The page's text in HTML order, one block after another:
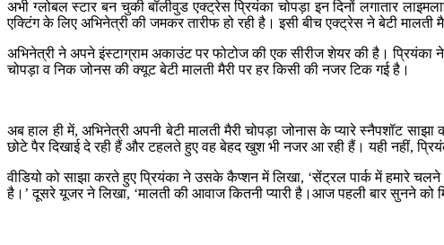
अभी ग्लोबल स्टार बन चुकी बॉलीवुड एक्ट्रेस प्रियंका चोपड़ा इन दिनों लगातार
एक्टिंग के लिए अभिनेत्री की जमकर तारीफ हो रही है। इसी बीच एक्ट्रेस ने बेटी मालती
अभिनेत्री ने अपने इंस्टाग्राम अकाउंट पर फोटोज की एक सीरीज शेयर की है।
चोपड़ा व निक जोनस की क्यूट बेटी मालती मैरी पर हर किसी की नजर टिक गई है।
अब हाल ही में, अभिनेत्री अपनी बेटी मालती मैरी चोपड़ा जोनास के प्यारे स्नैपशॉट
छोटे पैर दिखाई दे रही हैं और टहलते हुए वह बेहद खुश भी नजर आ रही हैं। यही नहीं,
वीडियो को साझा करते हुए प्रियंका ने उसके कैप्शन में लिखा, ‘सेंट्रल पार्क में हमारे चलने
है।’ दूसरे यूजर ने लिखा, ‘मालती की आवाज कितनी प्यारी है।आज पहली बार सुनने को